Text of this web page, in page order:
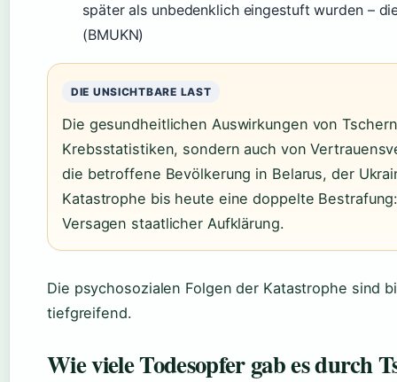
später als unbedenklich eingestuft wurden –
(BMUKN)
DIE UNSICHTBARE LAST
Die gesundheitlichen Auswirkungen von
Krebsstatistiken, sondern auch von
die betroffene Bevölkerung in Belarus, der
Katastrophe bis heute eine doppelte
Versagen staatlicher Aufklärung.
Die psychosozialen Folgen der Katastrophe sind
tiefgreifend.
Wie viele Todesopfer gab es durch